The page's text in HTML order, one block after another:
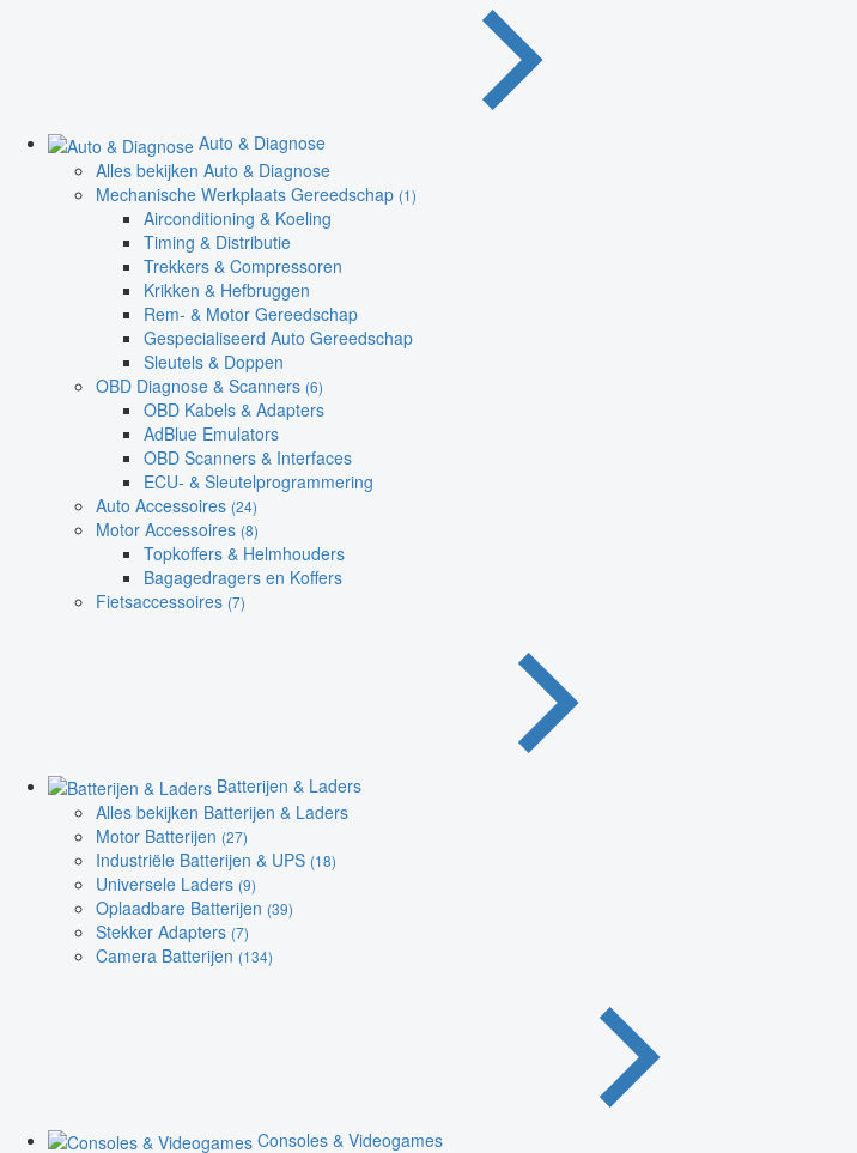
Auto & Diagnose
Alles bekijken Auto & Diagnose
Mechanische Werkplaats Gereedschap (1)
Airconditioning & Koeling
Timing & Distributie
Trekkers & Compressoren
Krikken & Hefbruggen
Rem- & Motor Gereedschap
Gespecialiseerd Auto Gereedschap
Sleutels & Doppen
OBD Diagnose & Scanners (6)
OBD Kabels & Adapters
AdBlue Emulators
OBD Scanners & Interfaces
ECU- & Sleutelprogrammering
Auto Accessoires (24)
Motor Accessoires (8)
Topkoffers & Helmhouders
Bagagedragers en Koffers
Fietsaccessoires (7)
Batterijen & Laders
Alles bekijken Batterijen & Laders
Motor Batterijen (27)
Industriële Batterijen & UPS (18)
Universele Laders (9)
Oplaadbare Batterijen (39)
Stekker Adapters (7)
Camera Batterijen (134)
Consoles & Videogames